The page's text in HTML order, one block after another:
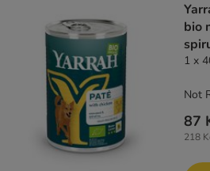
bio
1 x
87
218
Not